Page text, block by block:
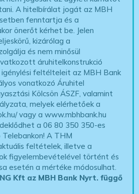
A hitelbírálat jogát az MBH
fenntartja és a
önerőt kérhet be. Jelen
kizárólag a
és nem minősül
áruhitelkonstrukció
feltélteleit az MBH Bank
vonatkozó Áruhitel
Kölcsön ÁSZF, valamint
melyek elérhetőek a
vagy a www.mbhbank.hu
a 06 80 350 350-es
A THM
feltételek, illetve a
figyelembevételével történt és
esetén a mértéke módosulhat.
Kft az MBH Bank Nyrt. függő